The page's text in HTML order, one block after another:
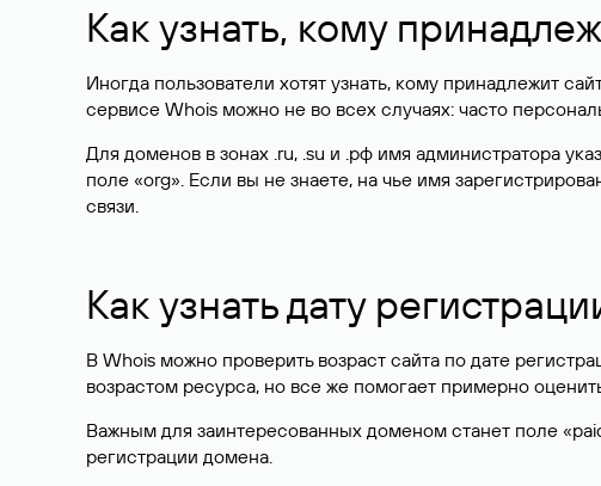
Как узнать, кому
Иногда пользователи хотят узнать, кому принадлежит
сервисе Whois можно не во всех случаях: часто
Для доменов в зонах .ru, .su и .рф имя администратора
поле «org». Если вы не знаете, на чье имя
связи.
Как узнать дату
В Whois можно проверить возраст сайта по дате
возрастом ресурса, но все же помогает примерно
Важным для заинтересованных доменом станет поле
регистрации домена.